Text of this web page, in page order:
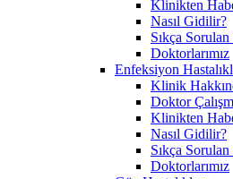
Klinikten
Nasıl Gidilir?
Sıkça
Doktorlarımız
Enfeksiyon
Klinik
Doktor
Klinikten
Nasıl Gidilir?
Sıkça
Doktorlarımız